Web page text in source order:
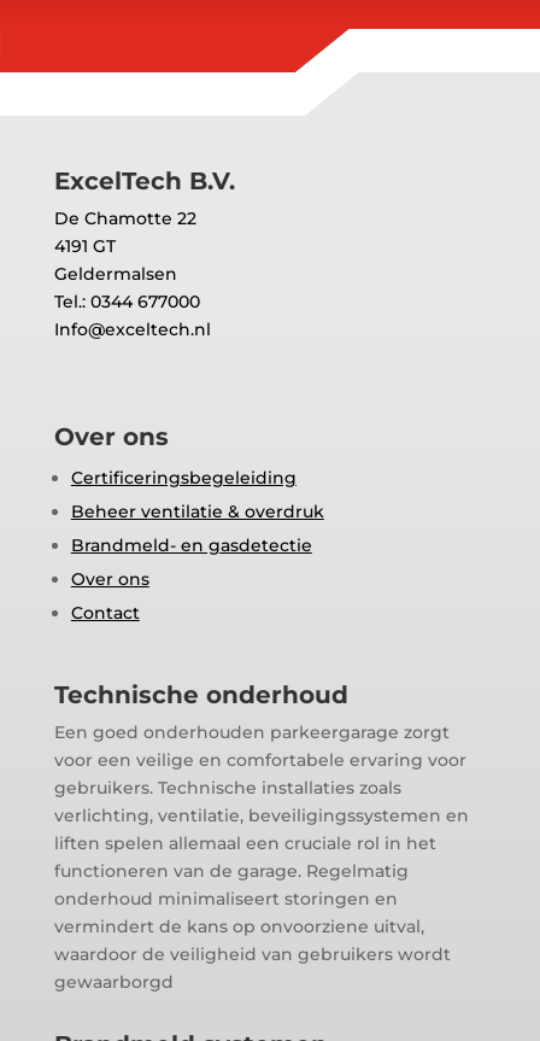
ExcelTech B.V.
De Chamotte 22
4191 GT
Geldermalsen
Tel.: 0344 677000
Info@exceltech.nl
Over ons
Certificeringsbegeleiding
Beheer ventilatie & overdruk
Brandmeld- en gasdetectie
Over ons
Contact
Technische onderhoud
Een goed onderhouden parkeergarage zorgt
voor een veilige en comfortabele ervaring voor
gebruikers. Technische installaties zoals
verlichting, ventilatie, beveiligingssystemen en
liften spelen allemaal een cruciale rol in het
functioneren van de garage. Regelmatig
onderhoud minimaliseert storingen en
vermindert de kans op onvoorziene uitval,
waardoor de veiligheid van gebruikers wordt
gewaarborgd